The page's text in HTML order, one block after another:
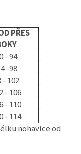
PŘES
- 94
-98
- 102
- 106
- 110
- 114
nohavice od